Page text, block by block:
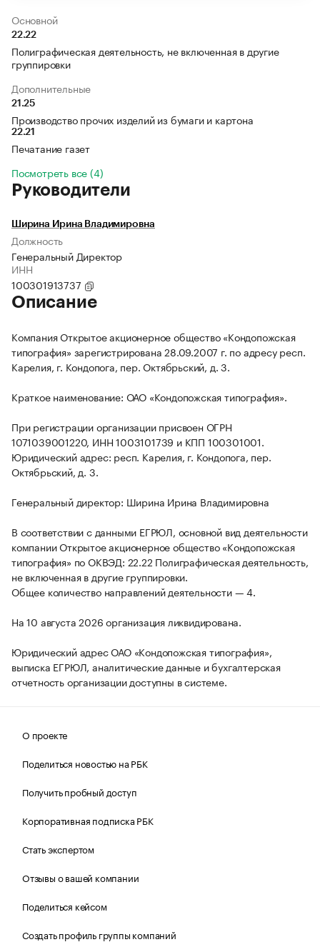
Основной
22.22
Полиграфическая деятельность, не включенная в другие
группировки
Дополнительные
21.25
Производство прочих изделий из бумаги и картона
22.21
Печатание газет
Посмотреть все (4)
Руководители
Ширина Ирина Владимировна
Должность
Генеральный Директор
ИНН
100301913737
Описание
Компания Открытое акционерное общество «Кондопожская
типография» зарегистрирована 28.09.2007 г. по адресу респ.
Карелия, г. Кондопога, пер. Октябрьский, д. 3.
Краткое наименование: ОАО «Кондопожская типография».
При регистрации организации присвоен ОГРН
1071039001220, ИНН 1003101739 и КПП 100301001.
Юридический адрес: респ. Карелия, г. Кондопога, пер.
Октябрьский, д. 3.
Генеральный директор: Ширина Ирина Владимировна
В соответствии с данными ЕГРЮЛ, основной вид деятельности
компании Открытое акционерное общество «Кондопожская
типография» по ОКВЭД: 22.22 Полиграфическая деятельность,
не включенная в другие группировки.
Общее количество направлений деятельности — 4.
На 10 августа 2026 организация ликвидирована.
Юридический адрес ОАО «Кондопожская типография»,
выписка ЕГРЮЛ, аналитические данные и бухгалтерская
отчетность организации доступны в системе.
О проекте
Поделиться новостью на РБК
Получить пробный доступ
Корпоративная подписка РБК
Стать экспертом
Отзывы о вашей компании
Поделиться кейсом
Создать профиль группы компаний